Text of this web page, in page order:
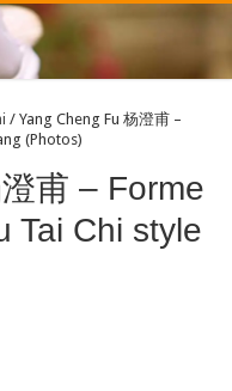
/ Yang Cheng Fu 杨澄甫 –
(Photos)
甫 – Forme
Tai Chi style